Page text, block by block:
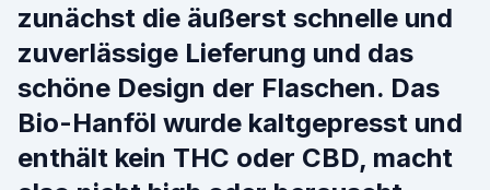
zunächst die äußerst schnelle und
zuverlässige Lieferung und das
schöne Design der Flaschen. Das
Bio-Hanföl wurde kaltgepresst und
enthält kein THC oder CBD, macht